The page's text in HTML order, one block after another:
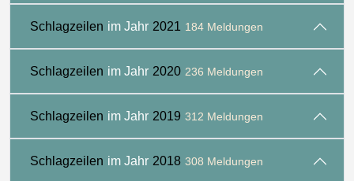
Schlagzeilen im Jahr 2021 184 Meldungen
Schlagzeilen im Jahr 2020 236 Meldungen
Schlagzeilen im Jahr 2019 312 Meldungen
Schlagzeilen im Jahr 2018 308 Meldungen